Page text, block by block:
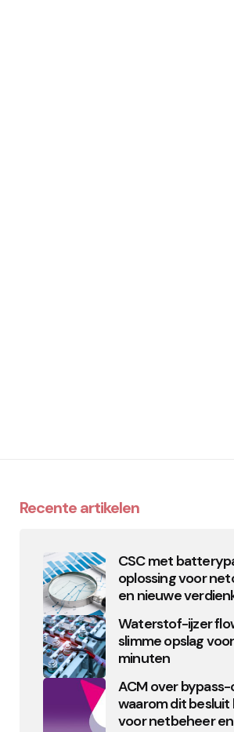
Recente artikelen
CSC met
oplossing voor
en nieuwe
Waterstof-ijzer
slimme opslag
minuten
ACM over
waarom dit besluit
voor netbeheer en